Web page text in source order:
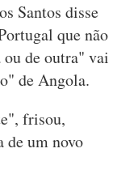
Santos disse
que não
de outra" vai
de Angola.
frisou,
de um novo